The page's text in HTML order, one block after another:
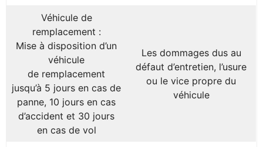
Véhicule de
remplacement :
Mise à disposition d’un
véhicule
de remplacement
jusqu’à 5 jours en cas de
panne, 10 jours en cas
d’accident et 30 jours
en cas de vol
Les dommages dus au
défaut d’entretien, l’usure
ou le vice propre du
véhicule